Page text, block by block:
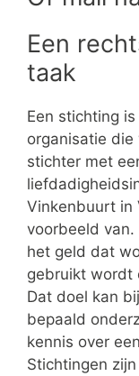
Een
taak
Een stichting
organisatie
stichter met
Vinkenbuurt in
voorbeeld van.
het geld dat
gebruikt wordt
Dat doel kan
bepaald
kennis over
Stichtingen